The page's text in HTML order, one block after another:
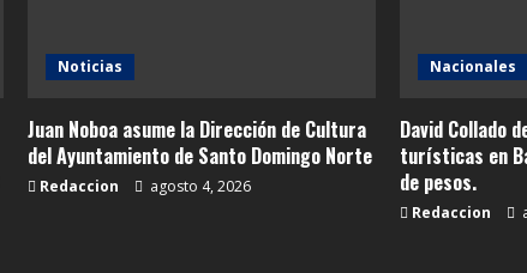
Noticias
Juan Noboa asume la Dirección de Cultura
del Ayuntamiento de Santo Domingo Norte
Redaccion agosto 4, 2026
Nacionales
David Collado
turísticas en
de pesos.
Redaccion